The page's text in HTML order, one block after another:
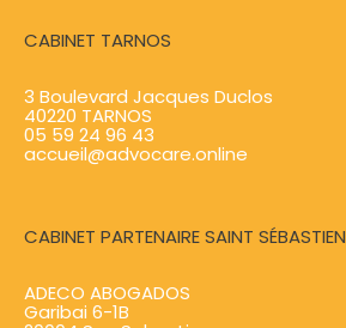
CABINET TARNOS
3 Boulevard Jacques Duclos
40220 TARNOS
05 59 24 96 43
accueil@advocare.online
CABINET PARTENAIRE SAINT SÉBASTIEN
ADECO ABOGADOS
Garibai 6-1B